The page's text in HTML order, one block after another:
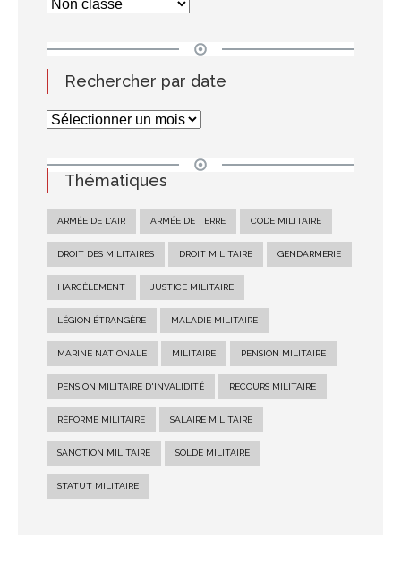
Rechercher par date
Thématiques
ARMÉE DE L'AIR ARMÉE DE TERRE CODE MILITAIRE
DROIT DES MILITAIRES DROIT MILITAIRE GENDARMERIE
HARCÈLEMENT JUSTICE MILITAIRE
LÉGION ÉTRANGÈRE MALADIE MILITAIRE
MARINE NATIONALE MILITAIRE PENSION MILITAIRE
PENSION MILITAIRE D'INVALIDITÉ RECOURS MILITAIRE
RÉFORME MILITAIRE SALAIRE MILITAIRE
SANCTION MILITAIRE SOLDE MILITAIRE
STATUT MILITAIRE